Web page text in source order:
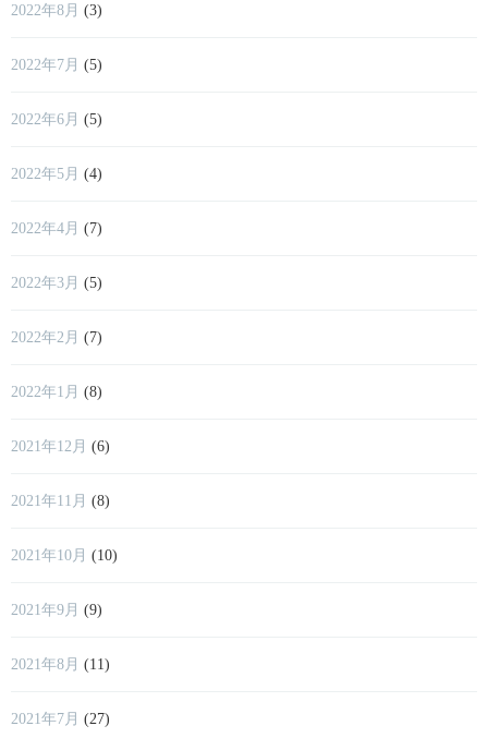
2022年8月 (3)
2022年7月 (5)
2022年6月 (5)
2022年5月 (4)
2022年4月 (7)
2022年3月 (5)
2022年2月 (7)
2022年1月 (8)
2021年12月 (6)
2021年11月 (8)
2021年10月 (10)
2021年9月 (9)
2021年8月 (11)
2021年7月 (27)